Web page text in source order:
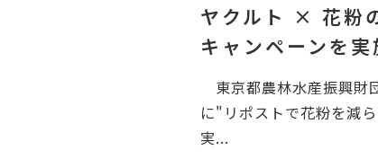
ヤクルト × 花粉
キャンペーンを実
東京都農林水産振興財
に"リポストで花粉を減
実...